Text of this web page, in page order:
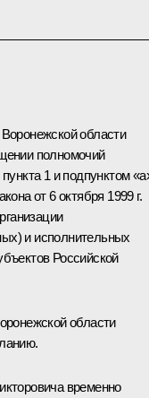
области
полномочий
1 и подпунктом
от 6 октября 1999 г.
и исполнительных
Российской
области
временно